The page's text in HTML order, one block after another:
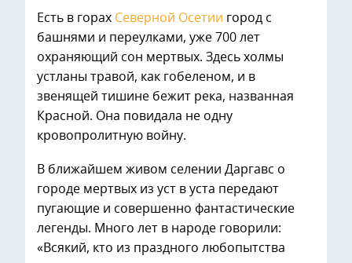
Есть в горах Северной Осетии город с
башнями и переулками, уже 700 лет
охраняющий сон мертвых. Здесь холмы
устланы травой, как гобеленом, и в
звенящей тишине бежит река, названная
Красной. Она повидала не одну
кровопролитную войну.
В ближайшем живом селении Даргавс о
городе мертвых из уст в уста передают
пугающие и совершенно фантастические
легенды. Много лет в народе говорили:
«Всякий, кто из праздного любопытства